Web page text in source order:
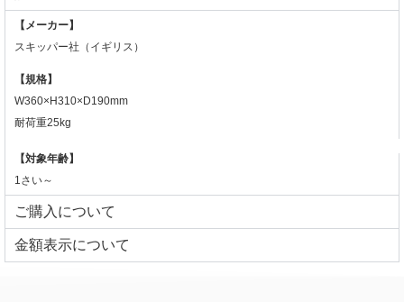
【メーカー】
スキッパー社（イギリス）
【規格】
W360×H310×D190mm
耐荷重25kg
【対象年齢】
1さい～
ご購入について
⾦額表⽰について